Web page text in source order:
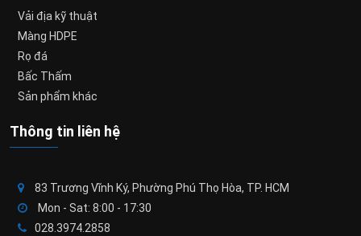
Vải địa kỹ thuật
Màng HDPE
Rọ đá
Bấc Thấm
Sản phẩm khác
Thông tin liên hệ
83 Trương Vĩnh Ký, Phường Phú Thọ Hòa, TP. HCM
Mon - Sat: 8:00 - 17:30
028.3974.2858